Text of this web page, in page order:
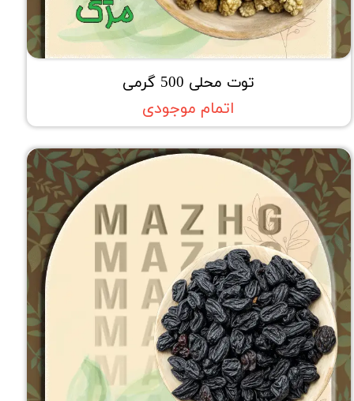
توت محلی 500 گرمی
اتمام موجودی